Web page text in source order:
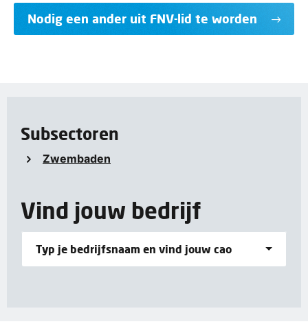
Nodig een ander uit FNV-lid te worden
Subsectoren
Zwembaden
Vind jouw bedrijf
Typ je bedrijfsnaam en vind jouw cao